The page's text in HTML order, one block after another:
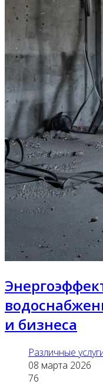
и бизнеса
Различные
08 марта 2026
76